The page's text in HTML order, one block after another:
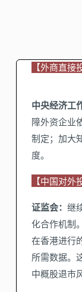
【外商直接
中央经济工
障外资企业
制定；加大
度。
【中国对外
证监会： 继
化合作机制
在香港进行
所需数据。
中概股退市